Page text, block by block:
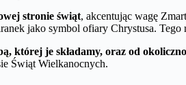
stronie świąt, akcentując wagę
jako symbol ofiary Chrystusa. Tego
której je składamy, oraz od
Świąt Wielkanocnych.